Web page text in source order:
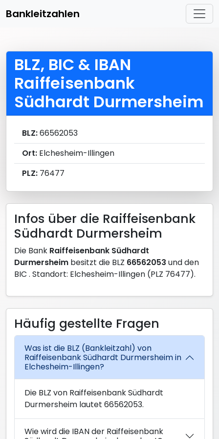
Bankleitzahlen
BLZ, BIC & IBAN
Raiffeisenbank
Südhardt Durmersheim
BLZ:66562053
Ort: Elchesheim-Illingen
PLZ: 76477
Infos über die Raiffeisenbank
Südhardt Durmersheim
Die Bank Raiffeisenbank Südhardt
Durmersheim besitzt die BLZ 66562053 und den
BIC . Standort: Elchesheim-Illingen (PLZ 76477).
Häufig gestellte Fragen
Was ist die BLZ (Bankleitzahl) von
Raiffeisenbank Südhardt Durmersheim in
Elchesheim-Illingen?
Die BLZ von Raiffeisenbank Südhardt
Durmersheim lautet 66562053.
Wie wird die IBAN der Raiffeisenbank